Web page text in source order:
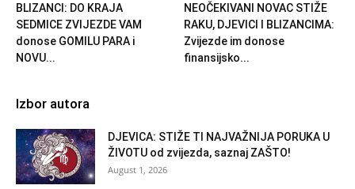
BLIZANCI: DO KRAJA
SEDMICE ZVIJEZDE VAM
donose GOMILU PARA i
NOVU...
NEOČEKIVANI NOVAC STIŽE
RAKU, DJEVICI I BLIZANCIMA:
Zvijezde im donose
finansijsko...
Izbor autora
DJEVICA: STIŽE TI NAJVAŽNIJA PORUKA U
ŽIVOTU od zvijezda, saznaj ZAŠTO!
August 1, 2026